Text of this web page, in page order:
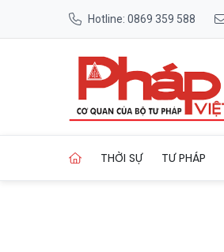
Hotline: 0869 359 588
THỜI SỰ TƯ PHÁP